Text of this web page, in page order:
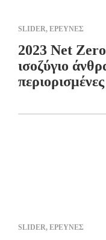
SLIDER, ΕΡΕΥΝΕΣ
2023 Net
ισοζύγιο
SLIDER, ΕΡΕΥΝΕΣ